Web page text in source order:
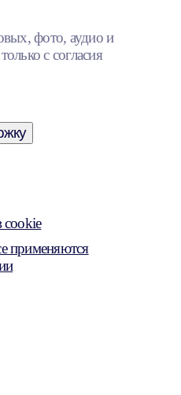
фото, аудио и
с согласия
cookie
применяются